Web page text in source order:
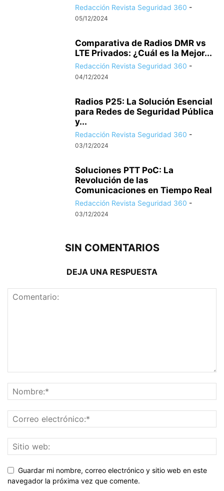
Redacción Revista Seguridad 360 -
05/12/2024
Comparativa de Radios DMR vs
LTE Privados: ¿Cuál es la Mejor...
Redacción Revista Seguridad 360 -
04/12/2024
Radios P25: La Solución Esencial
para Redes de Seguridad Pública
y...
Redacción Revista Seguridad 360 -
03/12/2024
Soluciones PTT PoC: La
Revolución de las
Comunicaciones en Tiempo Real
Redacción Revista Seguridad 360 -
03/12/2024
SIN COMENTARIOS
DEJA UNA RESPUESTA
Guardar mi nombre, correo electrónico y sitio web en este
navegador la próxima vez que comente.